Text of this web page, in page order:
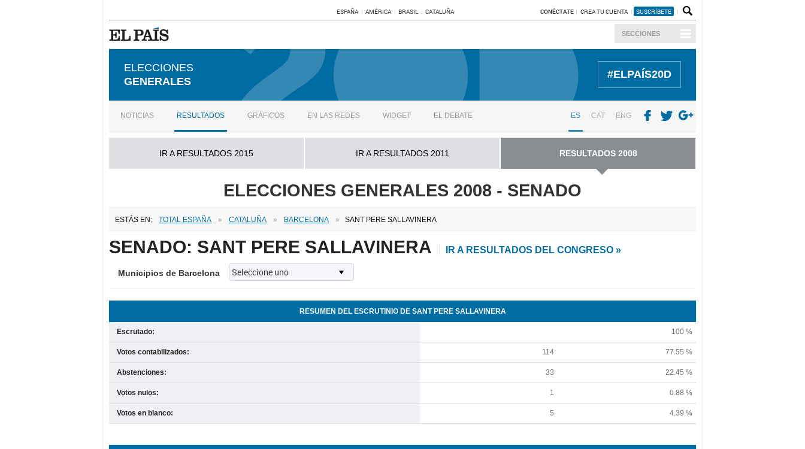
ESPAÑA AMÉRICA BRASIL CATALUÑA CONÉCTATE CREA TU CUENTA SUSCRÍBETE
SECCIONES
ELECCIONES
GENERALES
#ELPAÍS20D
NOTICIAS RESULTADOS GRÁFICOS EN LAS REDES WIDGET EL DEBATE ES CAT ENG
IR A RESULTADOS 2015 IR A RESULTADOS 2011 RESULTADOS 2008
ELECCIONES GENERALES 2008 - SENADO
ESTÁS EN: TOTAL ESPAÑA » CATALUÑA » BARCELONA » SANT PERE SALLAVINERA
SENADO: SANT PERE SALLAVINERA IR A RESULTADOS DEL CONGRESO »
Municipios de Barcelona
RESUMEN DEL ESCRUTINIO DE SANT PERE SALLAVINERA
Escrutado: 100 %
Votos contabilizados: 114 77.55 %
Abstenciones: 33 22.45 %
Votos nulos: 1 0.88 %
Votos en blanco: 5 4.39 %